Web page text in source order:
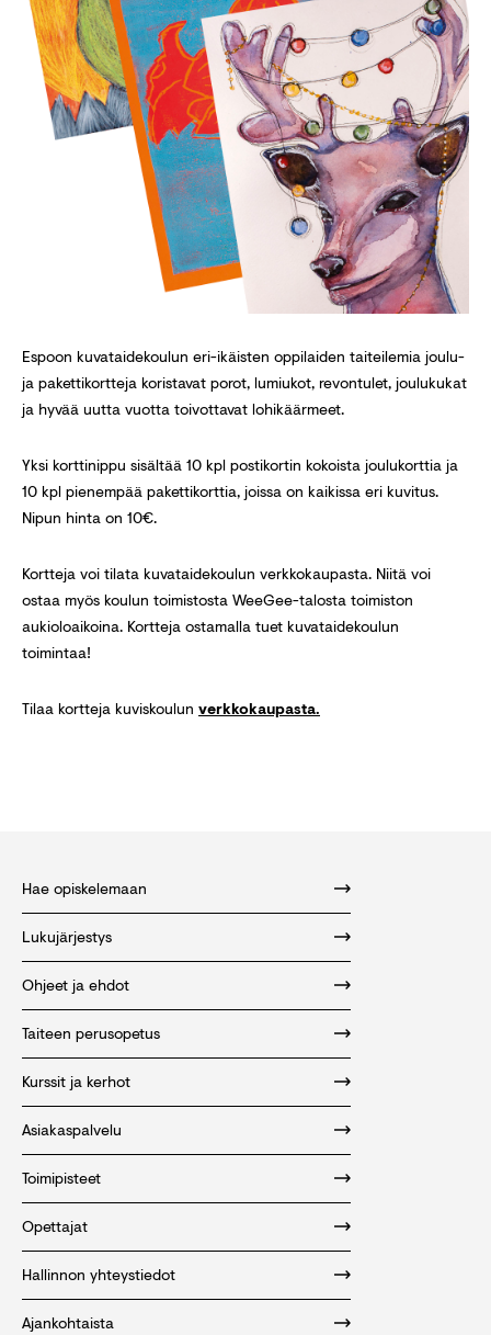
Espoon kuvataidekoulun eri-ikäisten oppilaiden taiteilemia joulu-
ja pakettikortteja koristavat porot, lumiukot, revontulet, joulukukat
ja hyvää uutta vuotta toivottavat lohikäärmeet.
Yksi korttinippu sisältää 10 kpl postikortin kokoista joulukorttia ja
10 kpl pienempää pakettikorttia, joissa on kaikissa eri kuvitus.
Nipun hinta on 10€.
Kortteja voi tilata kuvataidekoulun verkkokaupasta. Niitä voi
ostaa myös koulun toimistosta WeeGee-talosta toimiston
aukioloaikoina. Kortteja ostamalla tuet kuvataidekoulun
toimintaa!
Tilaa kortteja kuviskoulun verkkokaupasta.
Hae opiskelemaan
Lukujärjestys
Ohjeet ja ehdot
Taiteen perusopetus
Kurssit ja kerhot
Asiakaspalvelu
Toimipisteet
Opettajat
Hallinnon yhteystiedot
Ajankohtaista